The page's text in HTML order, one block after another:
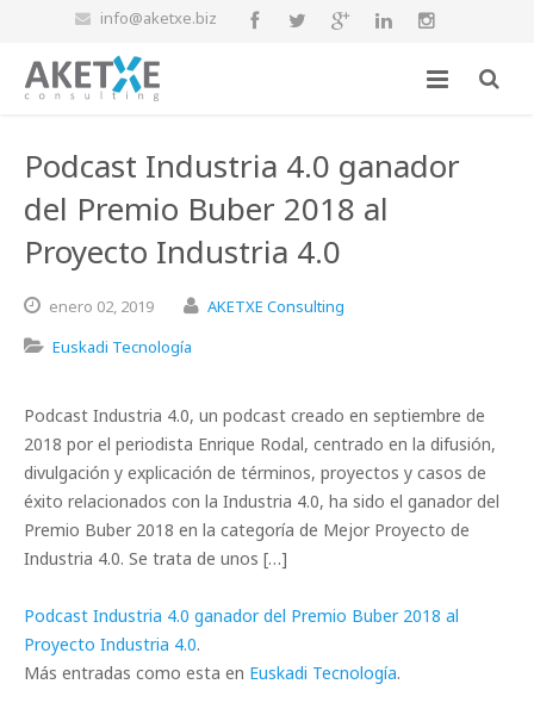
info@aketxe.biz
Podcast Industria 4.0 ganador
del Premio Buber 2018 al
Proyecto Industria 4.0
enero 02, 2019
AKETXE Consulting
Euskadi Tecnología
Podcast Industria 4.0, un podcast creado en septiembre de
2018 por el periodista Enrique Rodal, centrado en la difusión,
divulgación y explicación de términos, proyectos y casos de
éxito relacionados con la Industria 4.0, ha sido el ganador del
Premio Buber 2018 en la categoría de Mejor Proyecto de
Industria 4.0. Se trata de unos […]
Podcast Industria 4.0 ganador del Premio Buber 2018 al
Proyecto Industria 4.0.
Más entradas como esta en Euskadi Tecnología.